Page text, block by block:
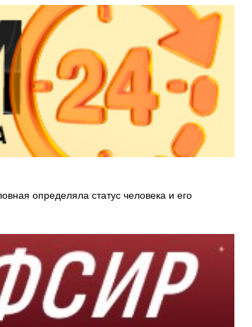
определяла статус человека и его